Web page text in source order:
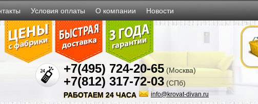
Условия оплаты О компании Новости
+7(495) 724-20-65 (Москва)
+7(812) 317-72-03 (СПб)
info@krovat-divan.ru
РАБОТАЕМ 24 ЧАСА